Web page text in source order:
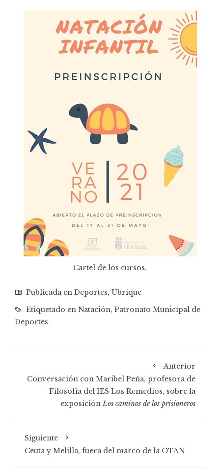
Cartel de los cursos.
Publicada en Deportes, Ubrique
Etiquetado en Natación, Patronato Municipal de
Deportes
Anterior
Conversación con Maribel Peña, profesora de
Filosofía del IES Los Remedios, sobre la
exposiciónLos caminos de los prisioneros
Siguiente
Ceuta y Melilla, fuera del marco de la OTAN